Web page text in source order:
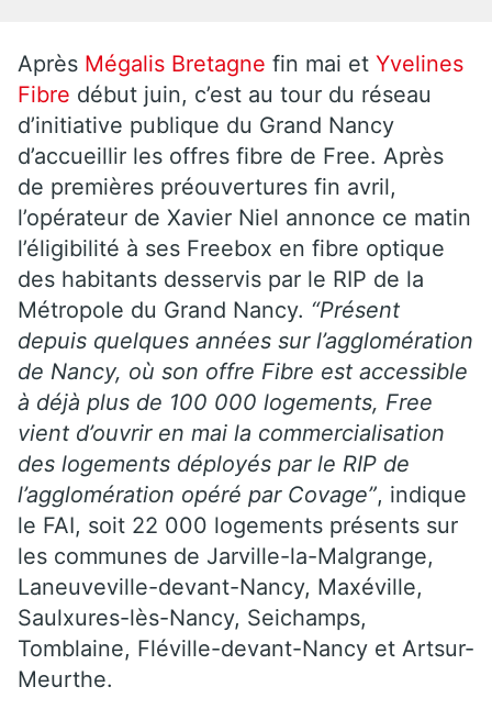
Après Mégalis Bretagne fin mai et Yvelines
Fibre début juin, c’est au tour du réseau
d’initiative publique du Grand Nancy
d’accueillir les offres fibre de Free. Après
de premières préouvertures fin avril,
l’opérateur de Xavier Niel annonce ce matin
l’éligibilité à ses Freebox en fibre optique
des habitants desservis par le RIP de la
Métropole du Grand Nancy. “Présent
depuis quelques années sur l’agglomération
de Nancy, où son offre Fibre est accessible
à déjà plus de 100 000 logements, Free
vient d’ouvrir en mai la commercialisation
des logements déployés par le RIP de
l’agglomération opéré par Covage”, indique
le FAI, soit 22 000 logements présents sur
les communes de Jarville-la-Malgrange,
Laneuveville-devant-Nancy, Maxéville,
Saulxures-lès-Nancy, Seichamps,
Tomblaine, Fléville-devant-Nancy et Artsur-
Meurthe.